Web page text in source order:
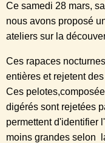
Ce samedi 28 mars,
nous avons proposé
ateliers sur la
Ces rapaces
entières et rejetent
Ces
digérés sont rejetées
permettent d'identifier
moins grandes selon